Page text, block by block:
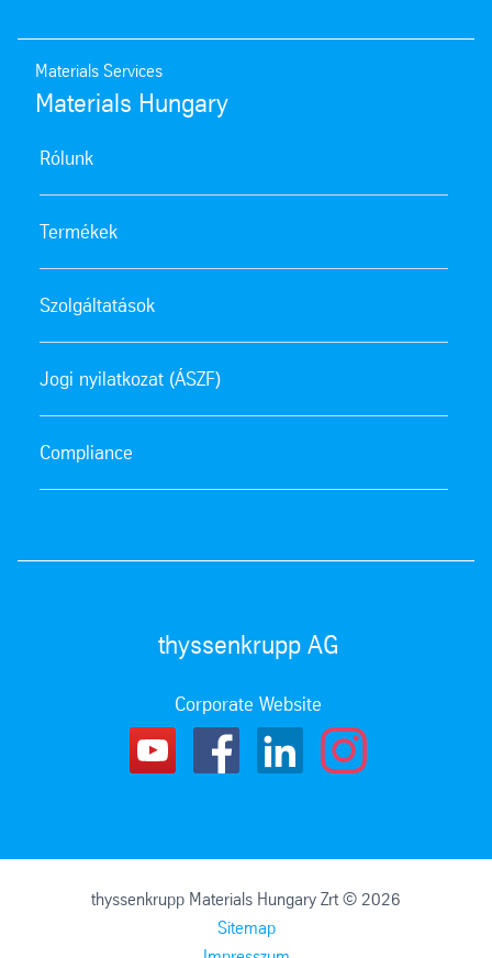
Materials Services
Materials Hungary
Rólunk
Termékek
Szolgáltatások
Jogi nyilatkozat (ÁSZF)
Compliance
thyssenkrupp AG
Corporate Website
thyssenkrupp Materials Hungary Zrt © 2026
Sitemap